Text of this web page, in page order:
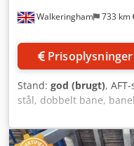
Walkeringham 733 km
Prisoplysninger
Stand: god (brugt),
stål, dobbelt bane,
1600 mm, 3-faset,